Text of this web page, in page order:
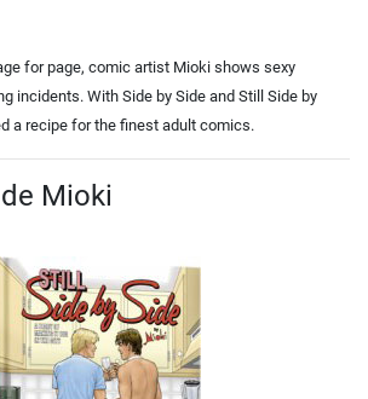
for page, comic artist Mioki shows sexy
incidents. With Side by Side and Still Side by
a recipe for the finest adult comics.
Mioki